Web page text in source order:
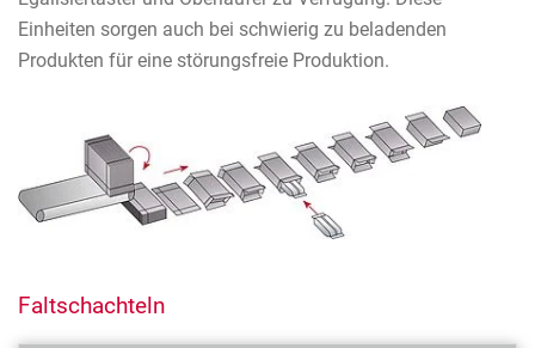
Einheiten sorgen auch bei schwierig zu beladenden
Produkten für eine störungsfreie Produktion.
Faltschachteln